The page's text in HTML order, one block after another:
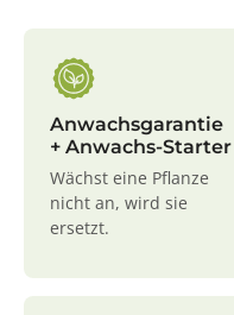
Anwachsgarantie
+ Anwachs-Starter
Wächst eine Pflanze
nicht an, wird sie
ersetzt.